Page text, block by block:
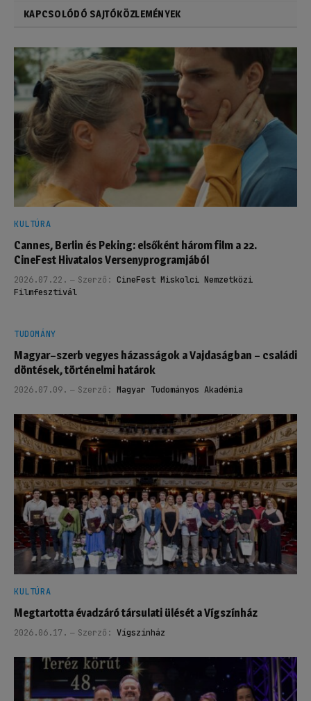
KAPCSOLÓDÓ SAJTÓKÖZLEMÉNYEK
KULTÚRA
Cannes, Berlin és Peking: elsőként három film a 22.
CineFest Hivatalos Versenyprogramjából
2026.07.22. Szerző: CineFest Miskolci Nemzetközi
Filmfesztivál
TUDOMÁNY
Magyar–szerb vegyes házasságok a Vajdaságban – családi
döntések, történelmi határok
2026.07.09. Szerző: Magyar Tudományos Akadémia
KULTÚRA
Megtartotta évadzáró társulati ülését a Vígszínház
2026.06.17. Szerző: Vígszínház